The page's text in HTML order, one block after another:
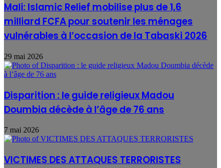
Mali: Islamic Relief mobilise plus de 1,6
milliard FCFA pour soutenir les ménages
vulnérables à l’occasion de la Tabaski 2026
29 mai 2026
Disparition : le guide religieux Madou
Doumbia décède à l’âge de 76 ans
7 mai 2026
VICTIMES DES ATTAQUES TERRORISTES